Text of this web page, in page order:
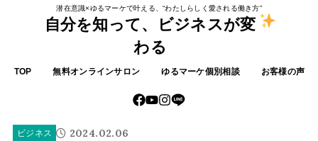
潜在意識×ゆるマーケで叶える、“わたしらしく愛される働き方”
自分を知って、ビジネスが変
わる
TOP 無料オンラインサロン ゆるマーケ個別相談 お客様の声
ビジネス 2024.02.06